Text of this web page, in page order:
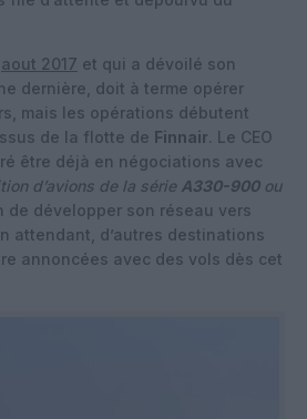
aout 2017 et qui a dévoilé son
dernière, doit à terme opérer
mais les opérations débutent
de la flotte de Finnair. Le CEO
être déjà en négociations avec
d’avions de la série A330-900ou
de développer son réseau vers
attendant, d’autres destinations
annoncées avec des vols dès cet